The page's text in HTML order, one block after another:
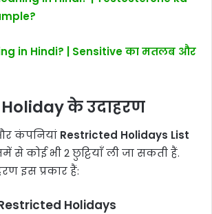
in Hindi? | Sensitive का मतलब और
के उदाहरण
कंपनियां Restricted Holidays List
से कोई भी 2 छुट्टियाँ ली जा सकती हैं.
इस प्रकार हैं:
Restricted Holidays